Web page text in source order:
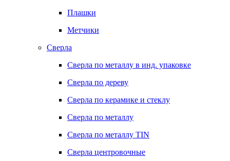
Плашки
Метчики
Сверла
Сверла по металлу в инд. упаковке
Сверла по дереву
Сверла по керамике и стеклу
Сверла по металлу
Сверла по металлу TIN
Сверла центровочные